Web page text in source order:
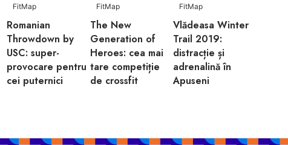
FitMap
Romanian
Throwdown by
USC: super-
provocare pentru
cei puternici
FitMap
The New
Generation of
Heroes: cea mai
tare competiție
de crossfit
FitMap
Vlădeasa Winter
Trail 2019:
distracție și
adrenalină în
Apuseni